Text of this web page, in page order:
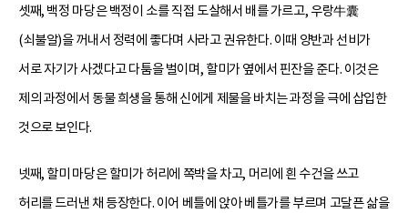
셋째, 백정 마당은 백정이 소를 직접 도살해서 배를 가르고, 우랑牛囊
(쇠불알)을 꺼내서 정력에 좋다며 사라고 권유한다. 이때 양반과 선비가
서로 자기가 사겠다고 다툼을 벌이며, 할미가 옆에서 핀잔을 준다. 이것은
제의 과정에서 동물 희생을 통해 신에게 제물을 바치는 과정을 극에 삽입한
것으로 보인다.
넷째, 할미 마당은 할미가 허리에 쪽박을 차고, 머리에 흰 수건을 쓰고
허리를 드러낸 채 등장한다. 이어 베틀에 앉아 베틀가를 부르며 고달픈 삶을